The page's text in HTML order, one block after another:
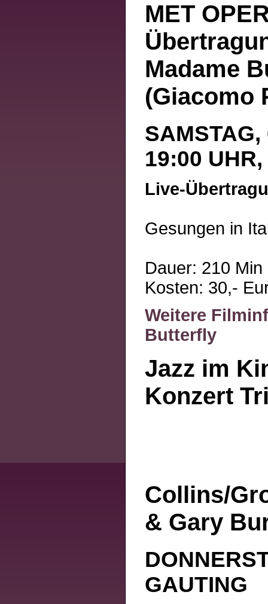
MET
Madame
(Giacomo
SAMSTAG,
19:00
Live-
Gesungen in
Dauer: 210 Min
Kosten: 30,-
Weitere
Butterfly
Jazz im
Konzert
Collins/
& Gary
GAUTING